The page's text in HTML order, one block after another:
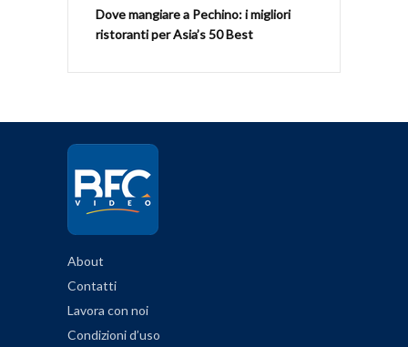
Dove mangiare a Pechino: i migliori
ristoranti per Asia’s 50 Best
About
Contatti
Lavora con noi
Condizioni d’uso